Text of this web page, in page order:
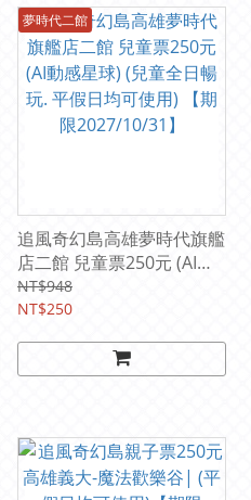
夢時代二館
追風奇幻島高雄夢時代旗艦
店二館 兒童票250元 (AI動
感星球) (兒童全日暢玩. 平
假日均可使用) 【期限
NT$948
NT$250